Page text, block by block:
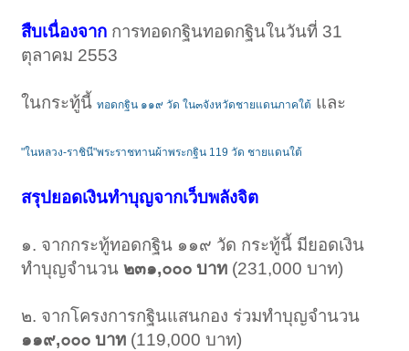
สืบเนื่องจาก การทอดกฐินทอดกฐินในวันที่ 31
ตุลาคม 2553
ในกระทู้นี้ทอดกฐิน ๑๑๙ วัด ใน๓จังหวัดชายแดนภาคใต้ และ
"ในหลวง-ราชินี"พระราชทานผ้าพระกฐิน 119 วัด ชายแดนใต้
สรุปยอดเงินทำบุญจากเว็บพลังจิต
๑. จากกระทู้ทอดกฐิน ๑๑๙ วัด กระทู้นี้ มียอดเงิน
ทำบุญจำนวน๒๓๑,๐๐๐ บาท (231,000 บาท)
๒. จากโครงการกฐินแสนกอง ร่วมทำบุญจำนวน
๑๑๙,๐๐๐ บาท (119,000 บาท)